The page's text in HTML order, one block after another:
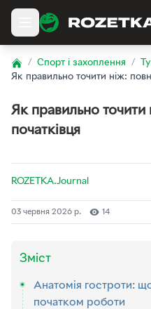
Home
/ Спорт і захоплення /
Як правильно точити ніж:
Як правильно точити
початківця
ROZETKA.Journal
03 червня 2026 р. 14
Зміст
Анатомія гостроти:
початком роботи